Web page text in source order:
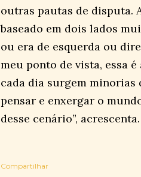
outras pautas de disputa.
baseado em dois lados
ou era de esquerda ou
meu ponto de vista, essa
cada dia surgem minorias
pensar e enxergar o
desse cenário”, acrescenta.
Compartilhar